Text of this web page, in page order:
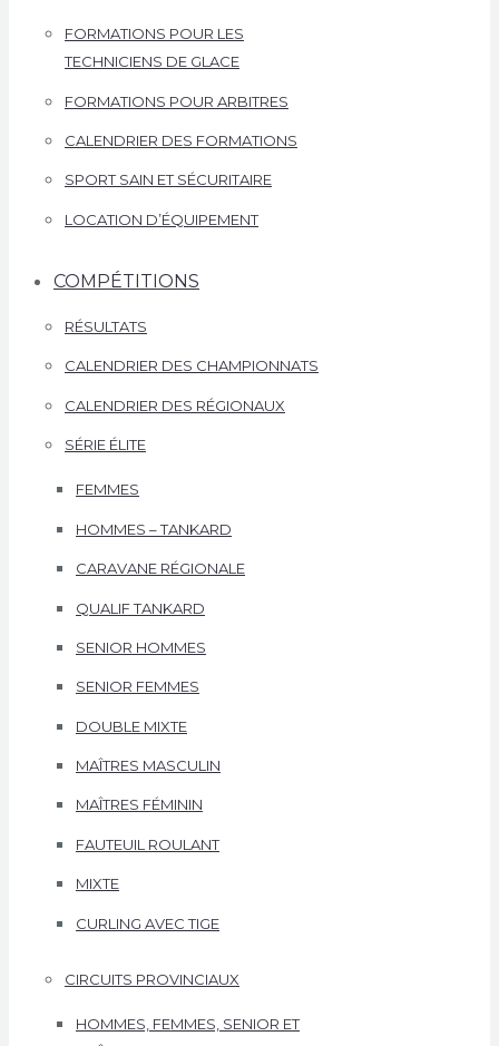
FORMATIONS POUR LES
TECHNICIENS DE GLACE
FORMATIONS POUR ARBITRES
CALENDRIER DES FORMATIONS
SPORT SAIN ET SÉCURITAIRE
LOCATION D’ÉQUIPEMENT
COMPÉTITIONS
RÉSULTATS
CALENDRIER DES CHAMPIONNATS
CALENDRIER DES RÉGIONAUX
SÉRIE ÉLITE
FEMMES
HOMMES – TANKARD
CARAVANE RÉGIONALE
QUALIF TANKARD
SENIOR HOMMES
SENIOR FEMMES
DOUBLE MIXTE
MAÎTRES MASCULIN
MAÎTRES FÉMININ
FAUTEUIL ROULANT
MIXTE
CURLING AVEC TIGE
CIRCUITS PROVINCIAUX
HOMMES, FEMMES, SENIOR ET